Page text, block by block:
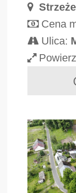
Cena
Ulica: